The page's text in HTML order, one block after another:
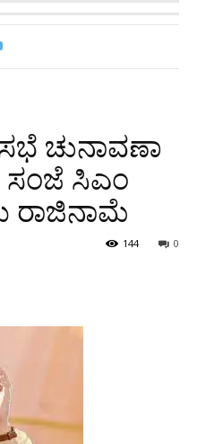
ಚುನಾವಣಾ
ಸಂಜೆ ಸಿಎಂ
ರಾಜಿನಾಮೆ
0
144